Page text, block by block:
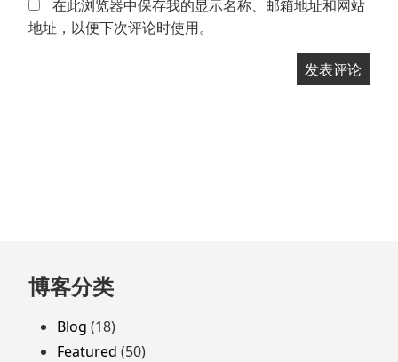
在此浏览器中保存我的显示名称、邮箱地址和网站
地址，以便下次评论时使用。
跳
至
页
脚
博客分类
Blog (18)
Featured (50)